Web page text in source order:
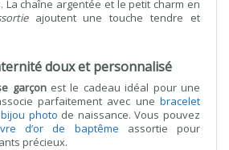
La chaîne argentée et le petit charm en
ajoutent une touche tendre et
doux et personnalisé
garçonest le cadeau idéal pour une
parfaitement avec unebracelet
bijou photo de naissance. Vous pouvez
d’or de baptême assortie pour
précieux.